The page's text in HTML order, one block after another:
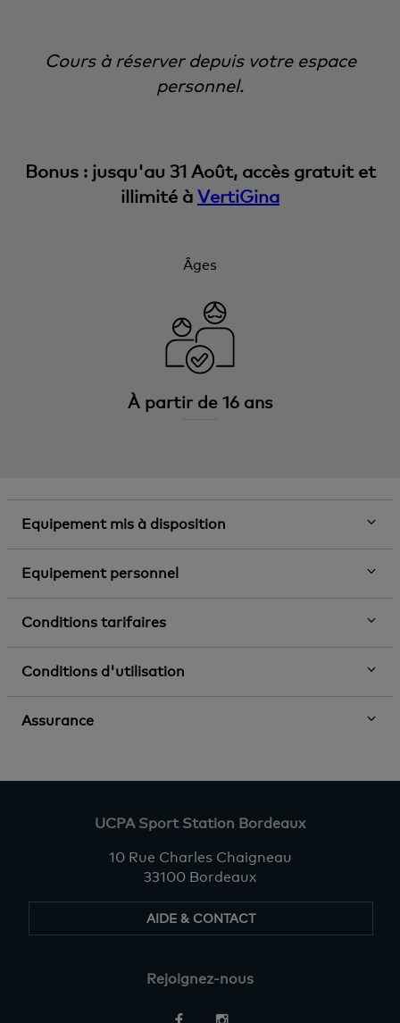
Cours à réserver depuis votre espace
personnel.
Bonus : jusqu'au 31 Août, accès gratuit et
illimité à VertiGina
Âges
À partir de 16 ans
Equipement mis à disposition
Equipement personnel
Conditions tarifaires
Conditions d'utilisation
Assurance
UCPA Sport Station Bordeaux
10 Rue Charles Chaigneau
33100 Bordeaux
AIDE & CONTACT
Rejoignez-nous